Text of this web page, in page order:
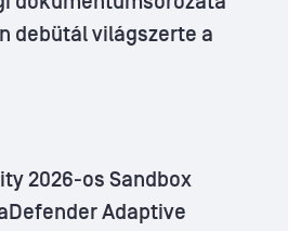
debütál világszerte a
2026-os Sandbox
Adaptive